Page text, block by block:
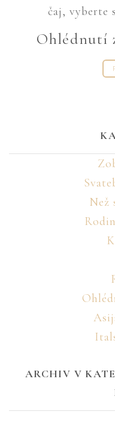
čaj, vyberte
Ohlédnutí
Než
ARCHIV V